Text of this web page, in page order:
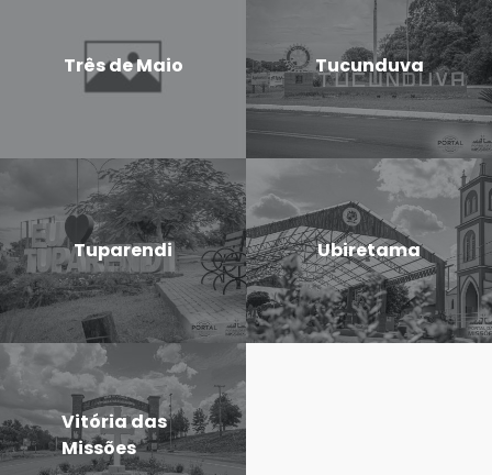
Três de Maio Tucunduva
Tuparendi Ubiretama
Vitória das
Missões